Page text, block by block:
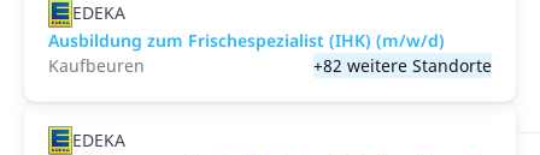
EDEKA
Ausbildung zum Frischespezialist (IHK) (m/w/d)
Kaufbeuren
+82 weitere Standorte
EDEKA